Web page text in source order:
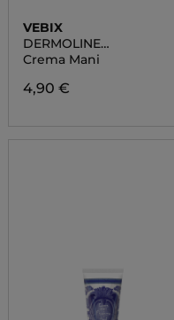
VEBIX
DERMOLINE
ENERGIZZANTE
Crema Mani
4,90 €